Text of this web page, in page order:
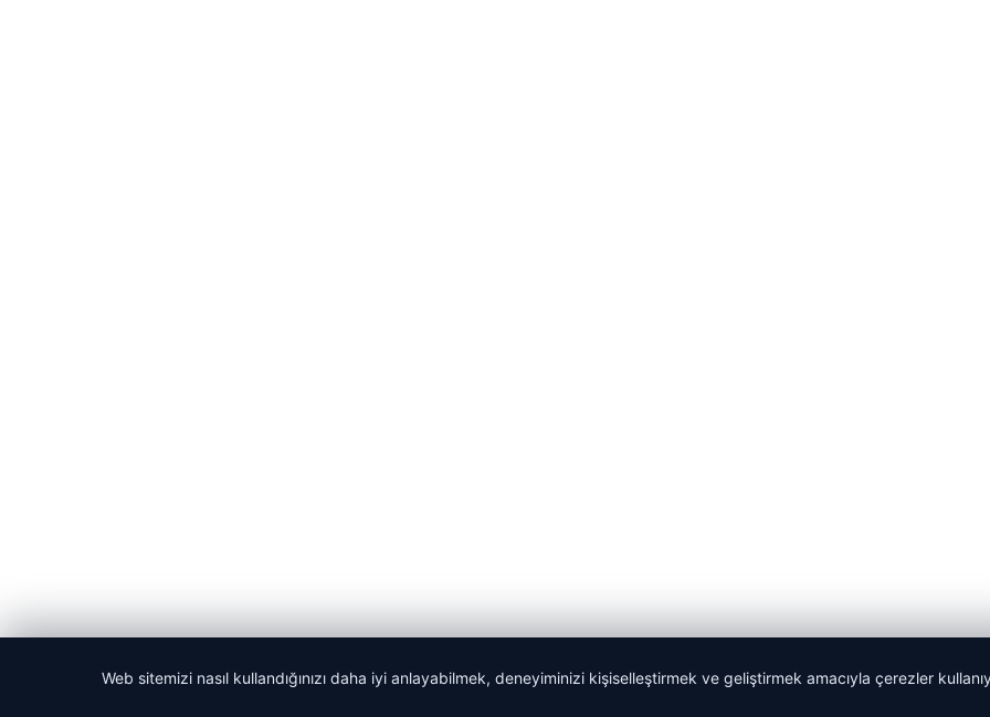
© 2026 Anadolu Haberi – Güncel Haberler
Web sitemizi nasıl kullandığınızı daha iyi anlayabilmek, deneyiminizi kişiselleştirmek ve geliştirmek amacıyla çerezler